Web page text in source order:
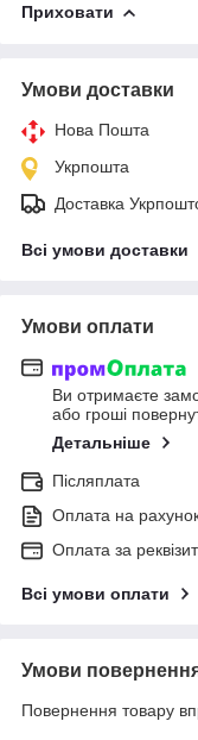
Приховати
Умови доставки
Нова Пошта
Укрпошта
Доставка
Всі умови доставки
Умови оплати
Ви отримаєте
або гроші
Детальніше
Післяплата
Оплата на
Оплата за
Всі умови оплати
Умови
Повернення товару